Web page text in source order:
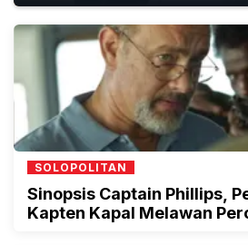
SOLOPOLITAN
Sinopsis Captain Phillips,
Kapten Kapal Melawan